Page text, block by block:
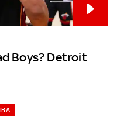
Boys? Detroit